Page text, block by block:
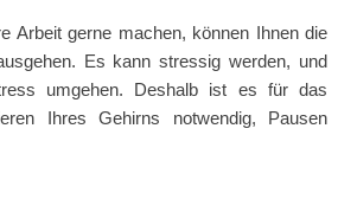
Arbeit gerne machen, können Ihnen die
Es kann stressig werden, und
umgehen. Deshalb ist es für das
Ihres Gehirns notwendig, Pausen